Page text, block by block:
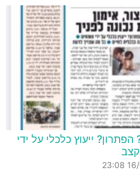
ייעוץ כלכלי על ידי